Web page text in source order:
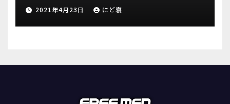
2021年4月23日 にど寝